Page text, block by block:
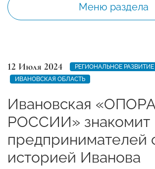
Меню раздела
12 Июля 2024
РЕГИОНАЛЬНОЕ РАЗВИТИЕ
ИВАНОВСКАЯ ОБЛАСТЬ
Ивановская «ОПОРА
РОССИИ» знакомит
предпринимателей
историей Иванова